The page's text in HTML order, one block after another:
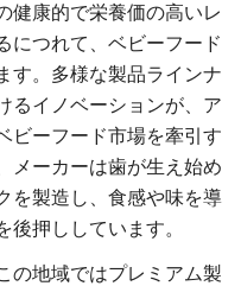
健康的で栄養価の高いレ
につれて、ベビーフード
す。多様な製品ラインナ
るイノベーションが、ア
ビーフード市場を牽引す
メーカーは歯が生え始め
を製造し、食感や味を導
押ししています。
の地域ではプレミアム製